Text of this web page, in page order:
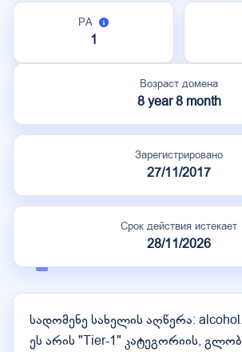
PA
1
Возраст домена
8 year 8 month
Зарегистрировано
27/11/2017
Срок действия истекает
28/11/2026
სადომენე სახელის აღწერა:
ეს არის "Tier-1" კატეგორიის,